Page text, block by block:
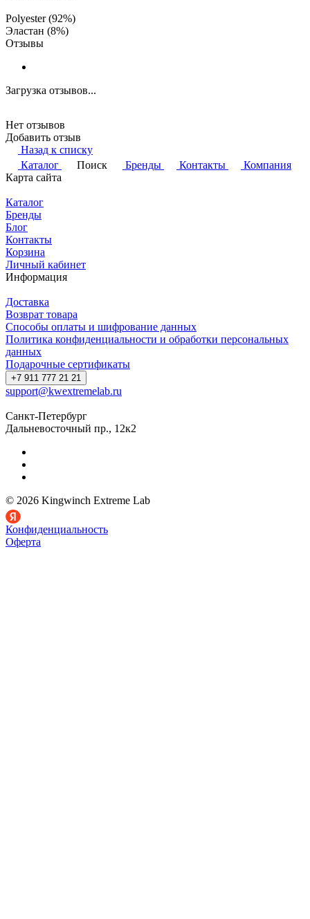
Polyester (92%)
Эластан (8%)
Отзывы
Загрузка отзывов...
Нет отзывов
Добавить отзыв
Назад к списку
Каталог
Поиск Бренды Контакты
Компания
Карта сайта
Каталог
Бренды
Блог
Контакты
Корзина
Личный кабинет
Информация
Доставка
Возврат товара
Способы оплаты и шифрование данных
Политика конфиденциальности и обработки персональных
данных
Подарочные сертификаты
+7 911 777 21 21
support@kwextremelab.ru
Санкт-Петербург
Дальневосточный пр., 12к2
© 2026 Kingwinch Extreme Lab
Конфиденциальность
Оферта